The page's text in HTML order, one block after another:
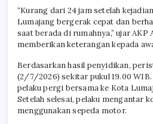
“Kurang dari 24 jam setelah
Lumajang bergerak cepat dan
saat berada di rumahnya,” ujar AKP
memberikan keterangan kepada
Berdasarkan hasil penyidikan,
(2/7/2026) sekitar pukul 19.00
pelaku pergi bersama ke Kota
Setelah selesai, pelaku mengantar
menggunakan sepeda motor.